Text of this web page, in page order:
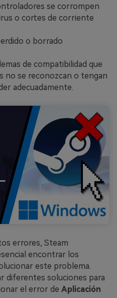
se corrompen
o cortes de corriente
o borrado
de compatibilidad que
no se reconozcan o tengan
adecuadamente.
errores, Steam
encontrar los
este problema.
diferentes soluciones para
el error de Aplicación